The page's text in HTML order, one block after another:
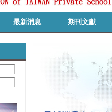
最新消息 期刊文獻